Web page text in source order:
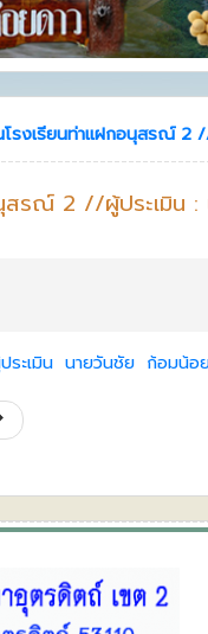
โรงเรียนท่าแฝกอนุสรณ์
นุสรณ์ 2 //ผู้ประเมิน
ประเมิน นายวันชัย ก้อมน้อ